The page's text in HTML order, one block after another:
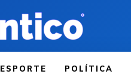
ESPORTE POLÍTICA